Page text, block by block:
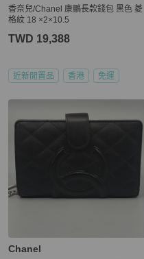
香奈兒/Chanel 康鵬長款錢包 黑色 菱
格紋 18 ×2×10.5
TWD 19,388
近新閒置品 香港 免運
Chanel